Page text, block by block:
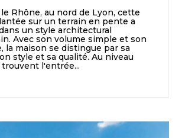
Rhône, au nord de Lyon, cette
sur un terrain en pente a
un style architectural
Avec son volume simple et son
la maison se distingue par sa
style et sa qualité. Au niveau
l'entrée...